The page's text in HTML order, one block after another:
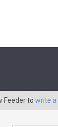
Feeder to write a